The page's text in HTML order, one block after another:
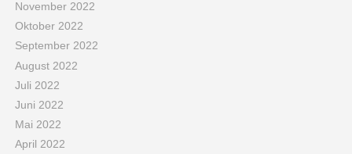
November 2022
Oktober 2022
September 2022
August 2022
Juli 2022
Juni 2022
Mai 2022
April 2022